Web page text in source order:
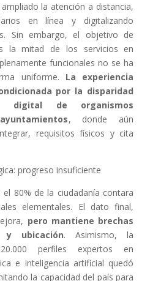
la atención a distancia,
en línea y digitalizando
Sin embargo, el objetivo de
la mitad de los servicios en
funcionales no se ha
uniforme. La experiencia
por la disparidad
digital de organismos
, donde aún
requisitos físicos y cita
progreso insuficiente
el 80% de la ciudadanía contara
elementales. El dato final,
pero mantiene brechas
ubicación. Asimismo, la
perfiles expertos en
e inteligencia artificial quedó
la capacidad del país para